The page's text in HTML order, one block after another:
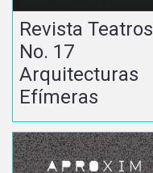
Revista Teatros
No. 17
Arquitecturas
Efímeras